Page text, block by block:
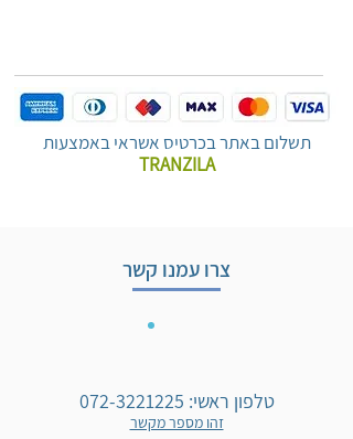
תשלום באתר בכרטיס אשראי באמצעות
TRANZILA
צרו עמנו קשר
טלפון ראשי: 072-3221225
זהו מספר מקשר